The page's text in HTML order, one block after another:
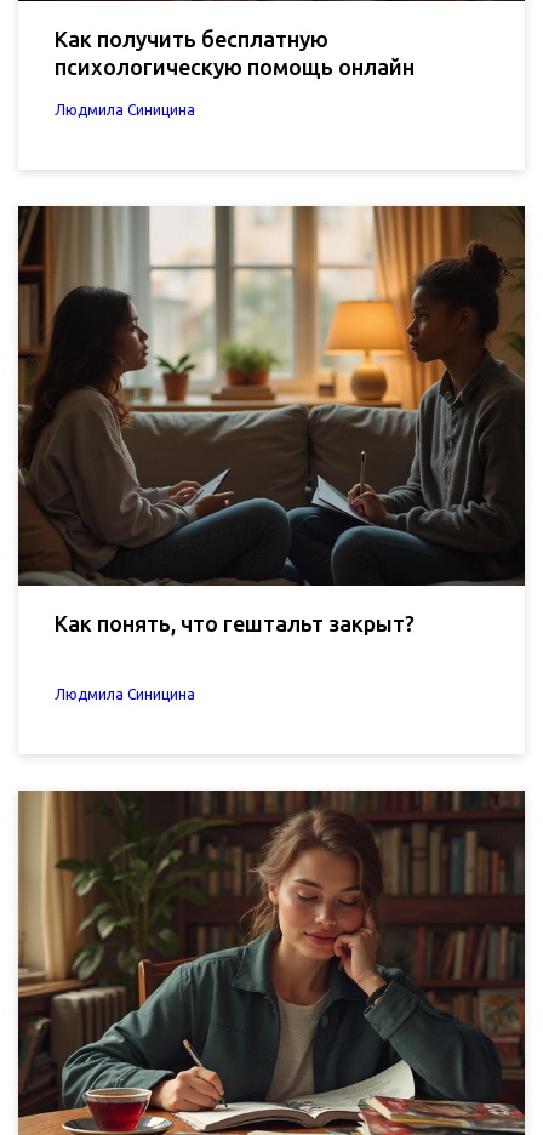
Как получить бесплатную
психологическую помощь онлайн
Людмила Синицина
Как понять, что гештальт закрыт?
Людмила Синицина